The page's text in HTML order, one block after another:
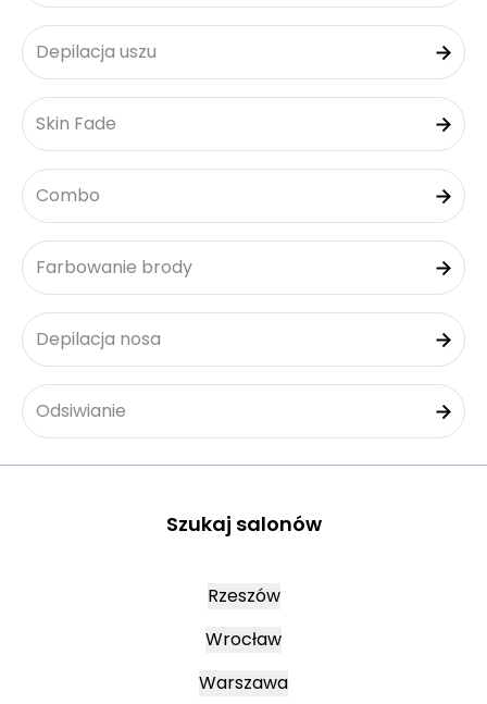
Depilacja uszu
Skin Fade
Combo
Farbowanie brody
Depilacja nosa
Odsiwianie
Szukaj salonów
Rzeszów
Wrocław
Warszawa